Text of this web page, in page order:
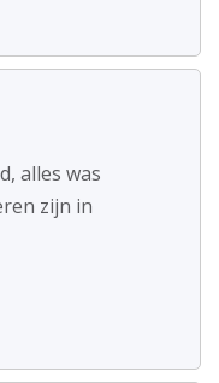
alles was
zijn in